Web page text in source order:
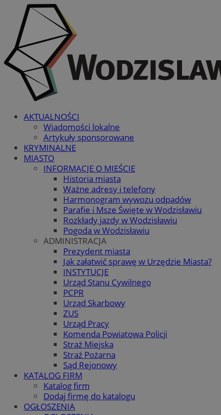
AKTUALNOŚCI
Wiadomości lokalne
Artykuły sponsorowane
KRYMINALNE
MIASTO
INFORMACJE O MIEŚCIE
Historia miasta
Ważne adresy i telefony
Harmonogram wywozu odpadów
Parafie i Msze Święte w Wodzisławiu
Rozkłady jazdy w Wodzisławiu
Pogoda w Wodzisławiu
ADMINISTRACJA
Prezydent miasta
Jak załatwić sprawę w Urzędzie Miasta?
INSTYTUCJE
Urząd Stanu Cywilnego
PCPR
Urząd Skarbowy
ZUS
Urząd Pracy
Komenda Powiatowa Policji
Straż Miejska
Straż Pożarna
Sąd Rejonowy
KATALOG FIRM
Katalog firm
Dodaj firmę do katalogu
OGŁOSZENIA